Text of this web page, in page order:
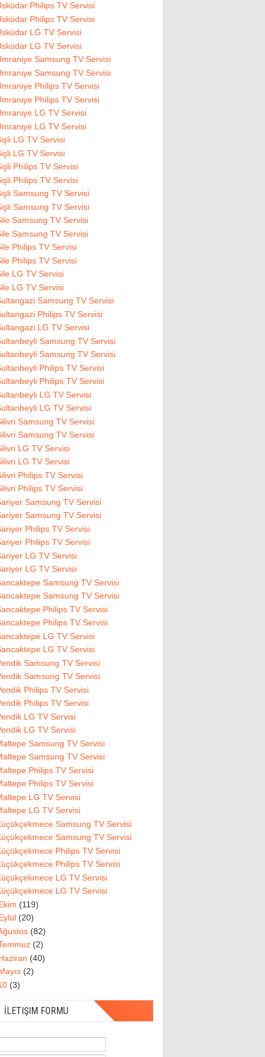
Philips TV Servisi
Philips TV Servisi
LG TV Servisi
LG TV Servisi
Samsung TV Servisi
Samsung TV Servisi
Philips TV Servisi
Philips TV Servisi
LG TV Servisi
LG TV Servisi
LG TV Servisi
LG TV Servisi
Philips TV Servisi
Philips TV Servisi
Samsung TV Servisi
Samsung TV Servisi
Samsung TV Servisi
Samsung TV Servisi
Philips TV Servisi
Philips TV Servisi
LG TV Servisi
LG TV Servisi
Samsung TV Servisi
Philips TV Servisi
LG TV Servisi
Samsung TV Servisi
Samsung TV Servisi
Philips TV Servisi
Philips TV Servisi
LG TV Servisi
LG TV Servisi
Samsung TV Servisi
Samsung TV Servisi
LG TV Servisi
LG TV Servisi
Philips TV Servisi
Philips TV Servisi
Samsung TV Servisi
Samsung TV Servisi
Philips TV Servisi
Philips TV Servisi
LG TV Servisi
LG TV Servisi
Samsung TV Servisi
Samsung TV Servisi
Philips TV Servisi
Philips TV Servisi
LG TV Servisi
LG TV Servisi
Samsung TV Servisi
Samsung TV Servisi
Philips TV Servisi
Philips TV Servisi
LG TV Servisi
LG TV Servisi
Samsung TV Servisi
Samsung TV Servisi
Philips TV Servisi
Philips TV Servisi
LG TV Servisi
LG TV Servisi
Samsung TV Servisi
Samsung TV Servisi
Philips TV Servisi
Philips TV Servisi
LG TV Servisi
LG TV Servisi
(119)
(20)
(82)
(2)
(40)
(2)
(3)
İLETIŞIM FORMU